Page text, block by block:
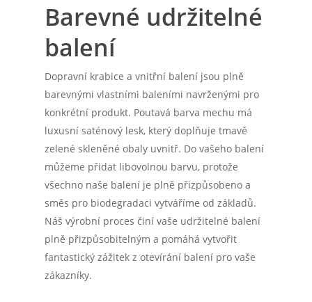
Barevné udržitelné
balení
Dopravní krabice a vnitřní balení jsou plně
barevnými vlastními baleními navrženými pro
konkrétní produkt. Poutavá barva mechu má
luxusní saténový lesk, který doplňuje tmavě
zelené skleněné obaly uvnitř. Do vašeho balení
můžeme přidat libovolnou barvu, protože
všechno naše balení je plně přizpůsobeno a
směs pro biodegradaci vytváříme od základů.
Náš výrobní proces činí vaše udržitelné balení
plně přizpůsobitelným a pomáhá vytvořit
fantastický zážitek z otevírání balení pro vaše
zákazníky.